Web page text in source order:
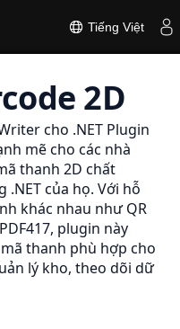
Tiếng Việt
2D
cho .NET Plugin
mẽ cho các nhà
thanh 2D chất
của họ. Với hỗ
khác nhau như QR
plugin này
thanh phù hợp cho
lý kho, theo dõi dữ